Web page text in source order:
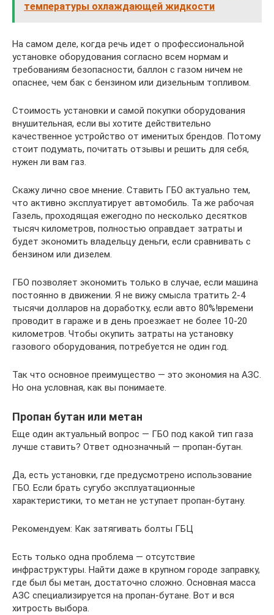
температуры охлаждающей жидкости
На самом деле, когда речь идет о профессиональной
установке оборудования согласно всем нормам и
требованиям безопасности, баллон с газом ничем не
опаснее, чем бак с бензином или дизельным топливом.
Стоимость установки и самой покупки оборудования
внушительная, если вы хотите действительно
качественное устройство от именитых брендов. Потому
стоит подумать, почитать отзывы и решить для себя,
нужен ли вам газ.
Скажу лично свое мнение. Ставить ГБО актуально тем,
что активно эксплуатирует автомобиль. Та же рабочая
Газель, проходящая ежегодно по несколько десятков
тысяч километров, полностью оправдает затраты и
будет экономить владельцу деньги, если сравнивать с
бензином или дизелем.
ГБО позволяет экономить только в случае, если машина
постоянно в движении. Я не вижу смысла тратить 2-4
тысячи долларов на доработку, если авто 80%!времени
проводит в гараже и в день проезжает не более 10-20
километров. Чтобы окупить затраты на установку
газового оборудования, потребуется не один год.
Так что основное преимущество — это экономия на АЗС.
Но она условная, как вы понимаете.
Пропан бутан или метан
Еще один актуальный вопрос — ГБО под какой тип газа
лучше ставить? Ответ однозначный — пропан-бутан.
Да, есть установки, где предусмотрено использование
ГБО. Если брать сугубо эксплуатационные
характеристики, то метан не уступает пропан-бутану.
Рекомендуем: Как затягивать болты ГБЦ
Есть только одна проблема — отсутствие
инфраструктуры. Найти даже в крупном городе заправку,
где был бы метан, достаточно сложно. Основная масса
АЗС специализируется на пропан-бутане. Вот и вся
хитрость выбора.